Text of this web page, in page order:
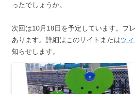
ったでしょうか。
次回は10月18日を予定しています。プ
あります。詳細はこのサイトまたはツ
知らせします。